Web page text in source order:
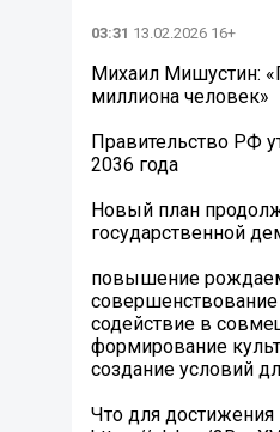
03:31 13.02.2026 16+
Михаил Мишустин:
миллиона человек»
Правительство РФ
2036 года
Новый план
государственной
️повышение
️содействие в
️формирование
️создание условий
Что для достижения